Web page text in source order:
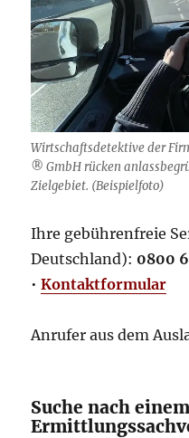
Wirtschaftsdetektive der
® GmbH rücken
Zielgebiet. (Beispielfoto)
Ihre gebührenfreie
Deutschland): 0800
•Kontaktformular
Anrufer aus dem
Suche nach einem